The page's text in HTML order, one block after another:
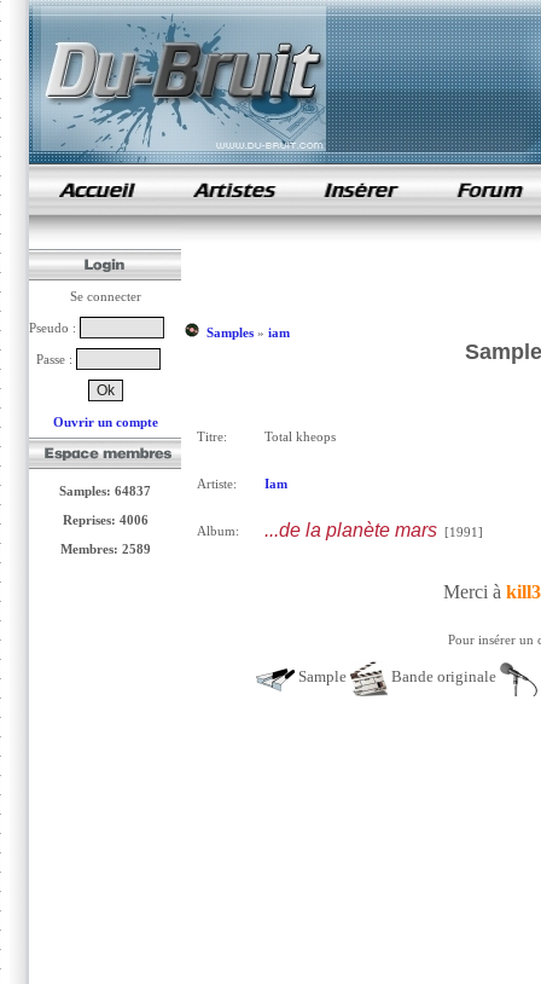
samples de rap
Se connecter
Pseudo :
Passe :
Ouvrir un compte
Samples: 64837
Reprises: 4006
Membres: 2589
Samples» iam
Titre: Total kheops
Artiste: Iam
Album: ...de la planète mars[1991]
Merci à
Pour insérer un
Sample Bande originale